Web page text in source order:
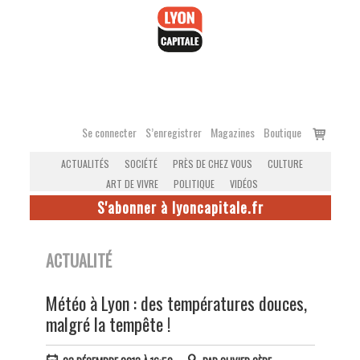
Se connecter S’enregistrer Magazines Boutique
Voir
ACTUALITÉS SOCIÉTÉ PRÈS DE CHEZ VOUS
CULTURE
ART DE VIVRE
POLITIQUE VIDÉOS
S'abonner à lyoncapitale.fr
ACTUALITÉ
Météo à Lyon : des températures douces,
malgré la tempête !